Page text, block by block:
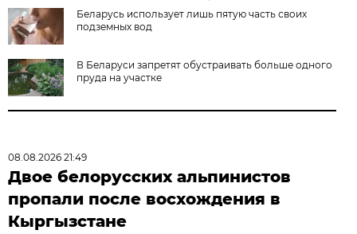
Беларусь использует лишь пятую часть своих
подземных вод
В Беларуси запретят обустраивать больше одного
пруда на участке
08.08.2026 21:49
Двое белорусских альпинистов
пропали после восхождения в
Кыргызстане